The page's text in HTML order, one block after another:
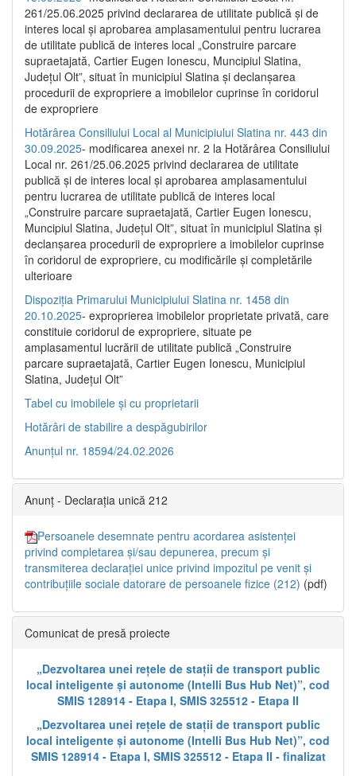
261/25.06.2025 privind declararea de utilitate publică și de
interes local și aprobarea amplasamentului pentru lucrarea
de utilitate publică de interes local „Construire parcare
supraetajată, Cartier Eugen Ionescu, Muncipiul Slatina,
Județul Olt”, situat în municipiul Slatina și declanșarea
procedurii de expropriere a imobilelor cuprinse în coridorul
de expropriere
Hotărârea Consiliului Local al Municipiului Slatina nr. 443 din
30.09.2025- modificarea anexei nr. 2 la Hotărârea Consiliului
Local nr. 261/25.06.2025 privind declararea de utilitate
publică şi de interes local şi aprobarea amplasamentului
pentru lucrarea de utilitate publică de interes local
„Construire parcare supraetajată, Cartier Eugen Ionescu,
Muncipiul Slatina, Judeţul Olt”, situat în municipiul Slatina şi
declanşarea procedurii de expropriere a imobilelor cuprinse
în coridorul de expropriere, cu modificările şi completările
ulterioare
Dispoziția Primarului Municipiului Slatina nr. 1458 din
20.10.2025- exproprierea imobilelor proprietate privată, care
constituie coridorul de expropriere, situate pe
amplasamentul lucrării de utilitate publică „Construire
parcare supraetajată, Cartier Eugen Ionescu, Municipiul
Slatina, Județul Olt”
Tabel cu imobilele și cu proprietarii
Hotărâri de stabilire a despăgubirilor
Anunțul nr. 18594/24.02.2026
Anunț - Declarația unică 212
Persoanele desemnate pentru acordarea asistenței
privind completarea și/sau depunerea, precum și
transmiterea declarației unice privind impozitul pe venit și
contribuțiile sociale datorare de persoanele fizice (212) (pdf)
Comunicat de presă proiecte
„Dezvoltarea unei rețele de stații de transport public
local inteligente și autonome (Intelli Bus Hub Net)”, cod
SMIS 128914 - Etapa I, SMIS 325512 - Etapa II
„Dezvoltarea unei rețele de stații de transport public
local inteligente și autonome (Intelli Bus Hub Net)”, cod
SMIS 128914 - Etapa I, SMIS 325512 - Etapa II - finalizat